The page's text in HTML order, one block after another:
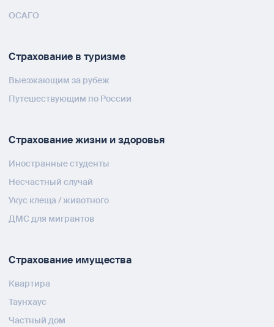
ОСАГО
Страхование в туризме
Выезжающим за рубеж
Путешествующим по России
Страхование жизни и здоровья
Иностранные студенты
Несчастный случай
Укус клеща / животного
ДМС для мигрантов
Страхование имущества
Квартира
Таунхаус
Частный дом